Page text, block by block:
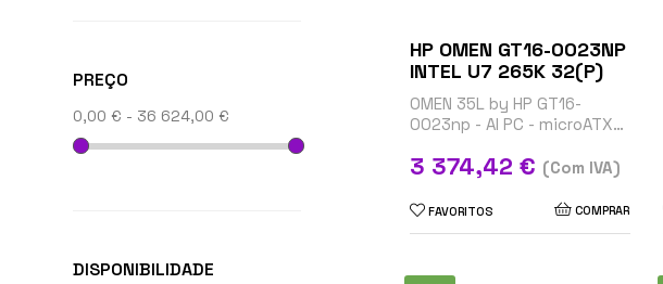
PREÇO
0,00 € - 36 624,00 €
DISPONIBILIDADE
HP OMEN GT16-0023NP
INTEL U7 265K 32(P)
OMEN 35L by HP GT16-
0023np - AI PC - microATX
até 5.5 GHz - RAM 32 GB -
SSD 1 TB - NVMe,...
Preço
3 374,42 € (Com IVA)
FAVORITOS COMPRAR